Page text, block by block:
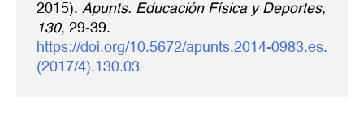
2015). Apunts. Educación Física y Deportes,
130, 29-39.
https://doi.org/10.5672/apunts.2014-0983.es.
(2017/4).130.03